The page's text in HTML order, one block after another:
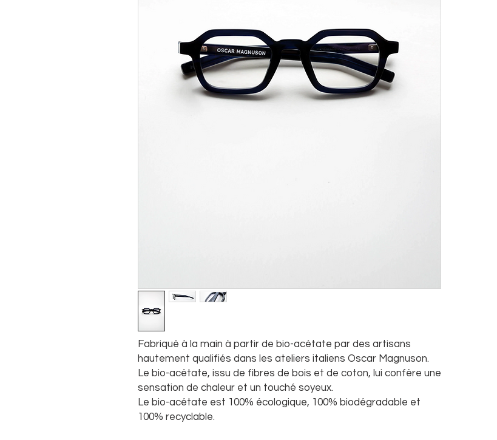
Fabriqué à la main à partir de bio-acétate par des artisans
hautement qualifiés dans les ateliers italiens Oscar Magnuson.
Le bio-acétate, issu de fibres de bois et de coton, lui confère une
sensation de chaleur et un touché soyeux.
Le bio-acétate est 100% écologique, 100% biodégradable et
100% recyclable.